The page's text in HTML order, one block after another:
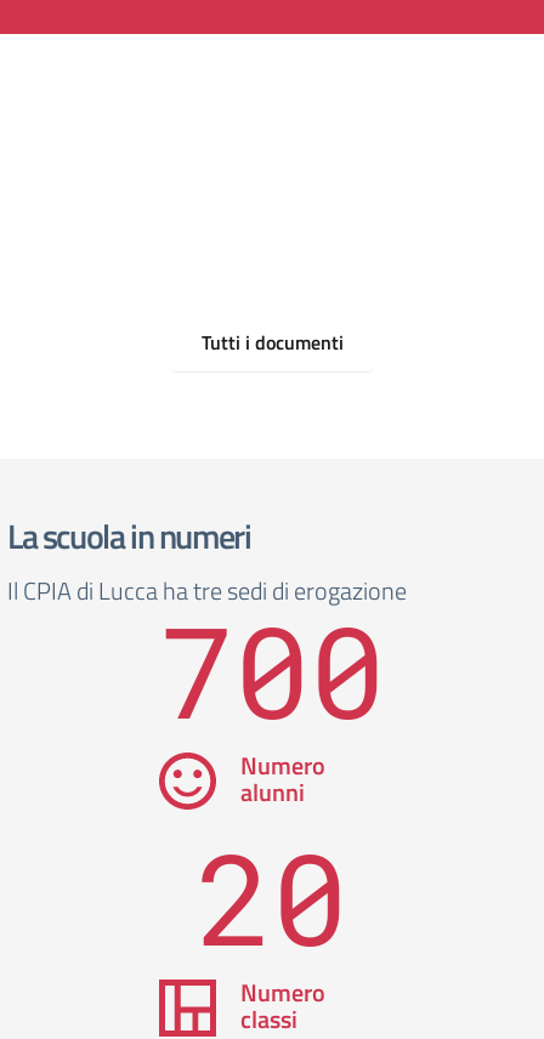
Tutti i documenti
La scuola in numeri
Il CPIA di Lucca ha tre sedi di erogazione
700
Numero
alunni
20
Numero
classi